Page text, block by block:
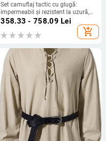
Set camuflaj tactic cu glugă:
impermeabil și rezistent la uzură,
din corduroy cu țesătură principală
358.33 - 758.09 Lei
add_shopping_cart